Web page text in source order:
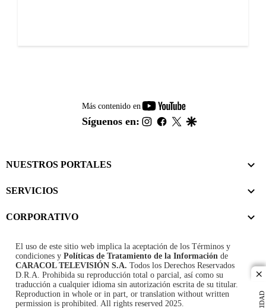
Más contenido en
youtube-
footer
Síguenos en: instagram
facebook
twitter
NUESTROS PORTALES
SERVICIOS
CORPORATIVO
El uso de este sitio web implica la aceptación de los Términos y
condiciones y Políticas de Tratamiento de la Información de
CARACOL TELEVISIÓN S.A. Todos los Derechos Reservados
D.R.A. Prohibida su reproducción total o parcial, así como su
traducción a cualquier idioma sin autorización escrita de su titular.
Reproduction in whole or in part, or translation without written
permission is prohibited. All rights reserved 2025.